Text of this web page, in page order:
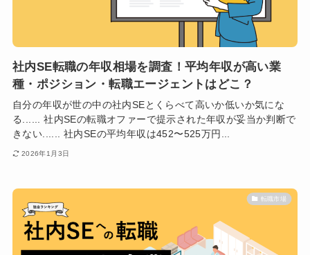
社内SE転職の年収相場を調査！平均年収が高い業
種・ポジション・転職エージェントはどこ？
自分の年収が世の中の社内SEとくらべて高いか低いか気にな
る...... 社内SEの転職オファーで提示された年収が妥当か判断で
きない...... 社内SEの平均年収は452〜525万円...
2026年1月3日
転職市場